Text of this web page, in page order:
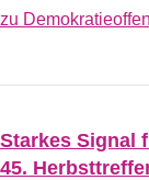
zu
Starkes Signal
45.